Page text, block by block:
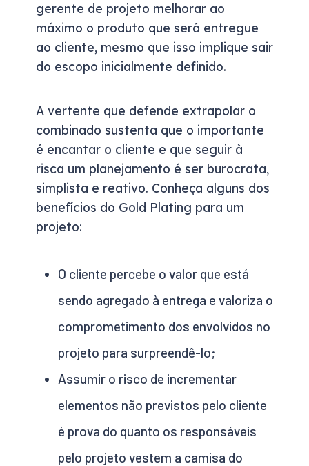
gerente de projeto melhorar ao
máximo o produto que será entregue
ao cliente, mesmo que isso implique sair
do escopo inicialmente definido.
A vertente que defende extrapolar o
combinado sustenta que o importante
é encantar o cliente e que seguir à
risca um planejamento é ser burocrata,
simplista e reativo. Conheça alguns dos
benefícios do Gold Plating para um
projeto:
O cliente percebe o valor que está
sendo agregado à entrega e valoriza o
comprometimento dos envolvidos no
projeto para surpreendê-lo;
Assumir o risco de incrementar
elementos não previstos pelo cliente
é prova do quanto os responsáveis
pelo projeto vestem a camisa do